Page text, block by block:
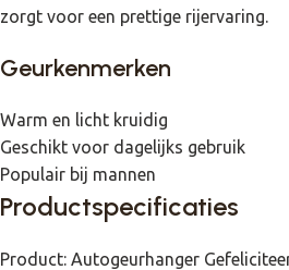
zorgt voor een prettige rijervaring.
Geurkenmerken
Warm en licht kruidig
Geschikt voor dagelijks gebruik
Populair bij mannen
Productspecificaties
Product: Autogeurhanger